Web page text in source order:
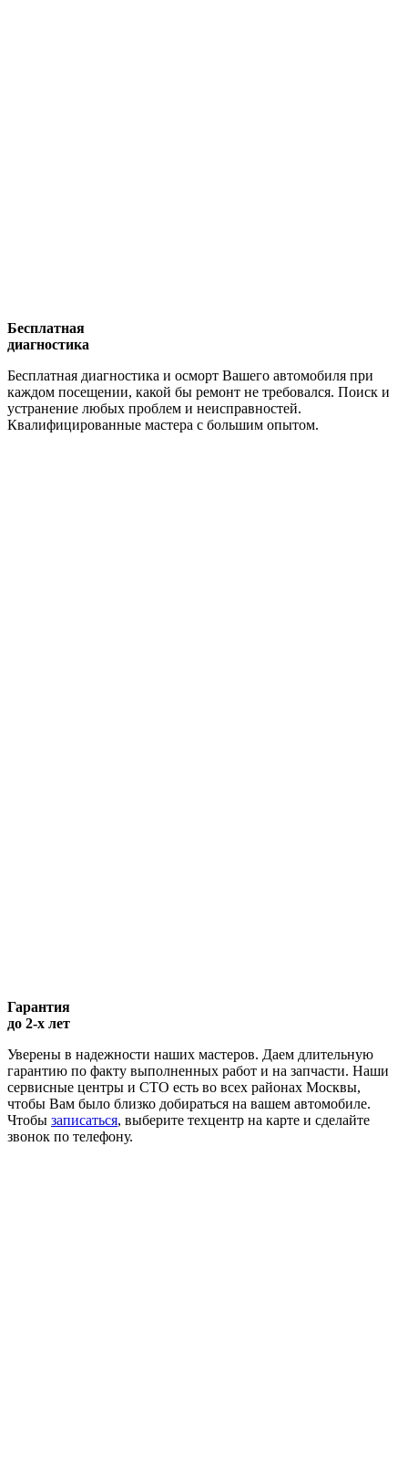
Бесплатная
диагностика
Бесплатная диагностика и осморт Вашего автомобиля при
каждом посещении, какой бы ремонт не требовался. Поиск и
устранение любых проблем и неисправностей.
Квалифицированные мастера с большим опытом.
Гарантия
до 2-х лет
Уверены в надежности наших мастеров. Даем длительную
гарантию по факту выполненных работ и на запчасти. Наши
сервисные центры и СТО есть во всех районах Москвы,
чтобы Вам было близко добираться на вашем автомобиле.
Чтобы записаться, выберите техцентр на карте и сделайте
звонок по телефону.